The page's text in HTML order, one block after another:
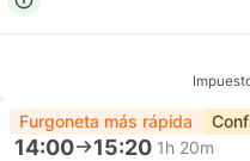
Furgoneta más rápida
14:00 15:20 1h 20m